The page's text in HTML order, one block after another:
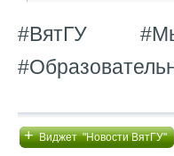
#ВятГУ
+Виджет "Новости ВятГУ"